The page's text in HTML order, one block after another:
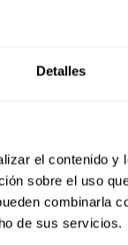
Detalles
el contenido
sobre el uso
combinarla
de sus servicios.